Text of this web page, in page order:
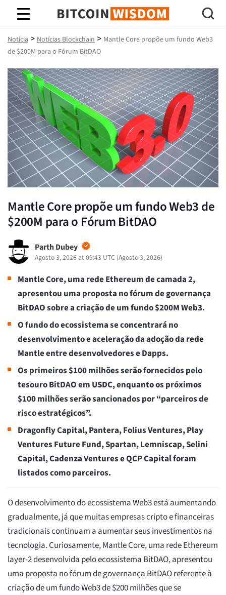
Sabedoria do Bitcoin
Notícia > Notícias Blockchain > Mantle Core propõe um fundo Web3
de $200M para o Fórum BitDAO
Mantle Core propõe um fundo Web3 de
$200M para o Fórum BitDAO
Parth Dubey
Agosto 3, 2026 at 09:43 UTC (Agosto 3, 2026)
Mantle Core, uma rede Ethereum de camada 2,
apresentou uma proposta no fórum de governança
BitDAO sobre a criação de um fundo $200M Web3.
O fundo do ecossistema se concentrará no
desenvolvimento e aceleração da adoção da rede
Mantle entre desenvolvedores e Dapps.
Os primeiros $100 milhões serão fornecidos pelo
tesouro BitDAO em USDC, enquanto os próximos
$100 milhões serão sancionados por “parceiros de
risco estratégicos”.
Dragonfly Capital, Pantera, Folius Ventures, Play
Ventures Future Fund, Spartan, Lemniscap, Selini
Capital, Cadenza Ventures e QCP Capital foram
listados como parceiros.
O desenvolvimento do ecossistema Web3 está aumentando
gradualmente, já que muitas empresas cripto e financeiras
tradicionais continuam a aumentar seus investimentos na
tecnologia. Curiosamente, Mantle Core, uma rede Ethereum
layer-2 desenvolvida pelo ecossistema BitDAO, apresentou
uma proposta no fórum de governança BitDAO referente à
criação de um fundo Web3 de $200 milhões que se